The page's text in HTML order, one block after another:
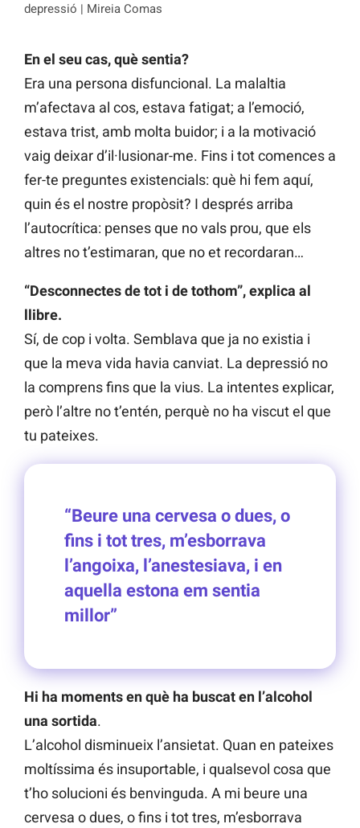
depressió | Mireia Comas
En el seu cas, què sentia?
Era una persona disfuncional. La malaltia
m’afectava al cos, estava fatigat; a l’emoció,
estava trist, amb molta buidor; i a la motivació
vaig deixar d’il·lusionar-me. Fins i tot comences a
fer-te preguntes existencials: què hi fem aquí,
quin és el nostre propòsit? I després arriba
l’autocrítica: penses que no vals prou, que els
altres no t’estimaran, que no et recordaran…
“Desconnectes de tot i de tothom”, explica al
llibre.
Sí, de cop i volta. Semblava que ja no existia i
que la meva vida havia canviat. La depressió no
la comprens fins que la vius. La intentes explicar,
però l’altre no t’entén, perquè no ha viscut el que
tu pateixes.
“Beure una cervesa o dues, o
fins i tot tres, m’esborrava
l’angoixa, l’anestesiava, i en
aquella estona em sentia
millor”
Hi ha moments en què ha buscat en l’alcohol
una sortida.
L’alcohol disminueix l’ansietat. Quan en pateixes
moltíssima és insuportable, i qualsevol cosa que
t’ho solucioni és benvinguda. A mi beure una
cervesa o dues, o fins i tot tres, m’esborrava